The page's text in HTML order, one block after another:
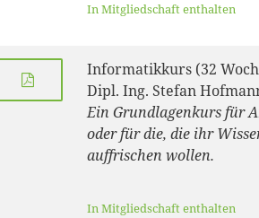
In Mitgliedschaft enthalten
Informatikkurs (32
Dipl. Ing. Stefan
Ein Grundlagenkurs für
oder für die, die ihr
auffrischen wollen.
In Mitgliedschaft enthalten